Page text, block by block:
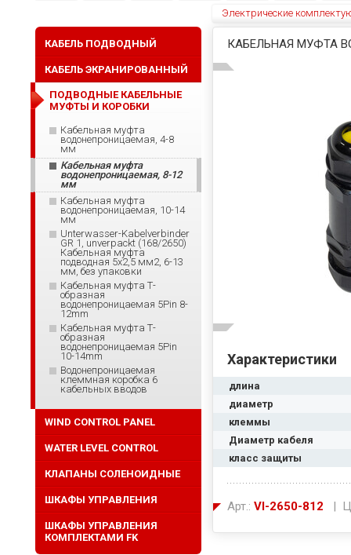
Электрические
КАБЕЛЬНАЯ МУФТА
Характеристики
длина
диаметр
клеммы
Диаметр кабеля
класс защиты
Арт.: VI-2650-812 |
КАБЕЛЬ ПОДВОДНЫЙ
КАБЕЛЬ ЭКРАНИРОВАННЫЙ
ПОДВОДНЫЕ КАБЕЛЬНЫЕ
МУФТЫ И КОРОБКИ
Кабельная муфта
водонепроницаемая, 4-8
мм
Кабельная муфта
водонепроницаемая, 8-12
мм
Кабельная муфта
водонепроницаемая, 10-14
мм
Unterwasser-Kabelverbinder
GR 1, unverpackt (168/2650)
Кабельная муфта
подводная 5x2,5 мм2, 6-13
мм, без упаковки
Кабельная муфта Т-
образная
водонепроницаемая 5Pin 8-
12mm
Кабельная муфта Т-
образная
водонепроницаемая 5Pin
10-14mm
Водонепроницаемая
клеммная коробка 6
кабельных вводов
WIND CONTROL PANEL
WATER LEVEL CONTROL
КЛАПАНЫ СОЛЕНОИДНЫЕ
ШКАФЫ УПРАВЛЕНИЯ
ШКАФЫ УПРАВЛЕНИЯ
КОМПЛЕКТАМИ FK